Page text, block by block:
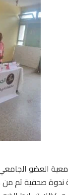
العضو
ندوة صحفية تم من